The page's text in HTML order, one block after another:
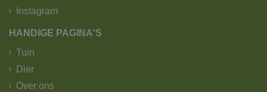
Instagram
HANDIGE PAGINA'S
Tuin
Dier
Over ons